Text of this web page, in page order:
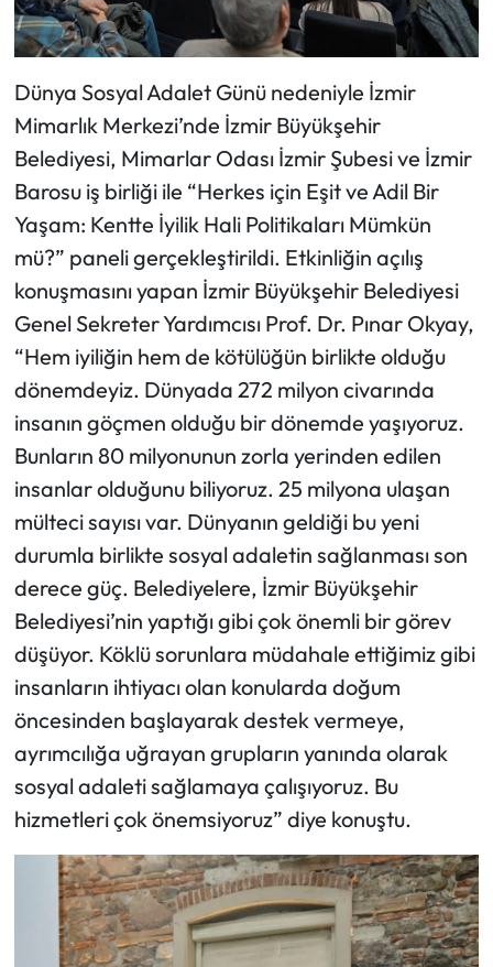
Dünya Sosyal Adalet Günü nedeniyle İzmir
Mimarlık Merkezi’nde İzmir Büyükşehir
Belediyesi, Mimarlar Odası İzmir Şubesi ve İzmir
Barosu iş birliği ile “Herkes için Eşit ve Adil Bir
Yaşam: Kentte İyilik Hali Politikaları Mümkün
mü?” paneli gerçekleştirildi. Etkinliğin açılış
konuşmasını yapan İzmir Büyükşehir Belediyesi
Genel Sekreter Yardımcısı Prof. Dr. Pınar Okyay,
“Hem iyiliğin hem de kötülüğün birlikte olduğu
dönemdeyiz. Dünyada 272 milyon civarında
insanın göçmen olduğu bir dönemde yaşıyoruz.
Bunların 80 milyonunun zorla yerinden edilen
insanlar olduğunu biliyoruz. 25 milyona ulaşan
mülteci sayısı var. Dünyanın geldiği bu yeni
durumla birlikte sosyal adaletin sağlanması son
derece güç. Belediyelere, İzmir Büyükşehir
Belediyesi’nin yaptığı gibi çok önemli bir görev
düşüyor. Köklü sorunlara müdahale ettiğimiz gibi
insanların ihtiyacı olan konularda doğum
öncesinden başlayarak destek vermeye,
ayrımcılığa uğrayan grupların yanında olarak
sosyal adaleti sağlamaya çalışıyoruz. Bu
hizmetleri çok önemsiyoruz” diye konuştu.